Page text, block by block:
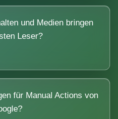
und Medien bringen
Leser?
für Manual Actions von